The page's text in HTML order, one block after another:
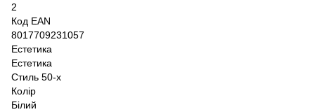
2
Код EAN
8017709231057
Естетика
Естетика
Стиль 50-х
Колір
Білий